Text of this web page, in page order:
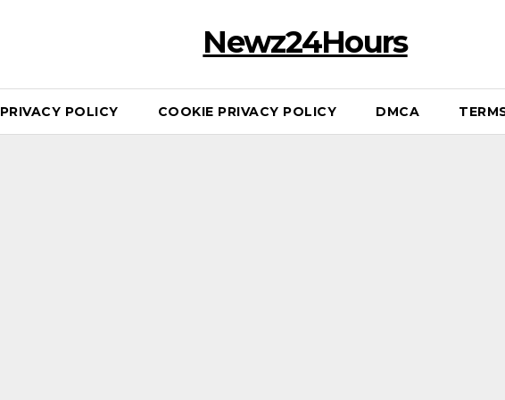
Newz24Hours
PRIVACY POLICY COOKIE PRIVACY POLICY DMCA